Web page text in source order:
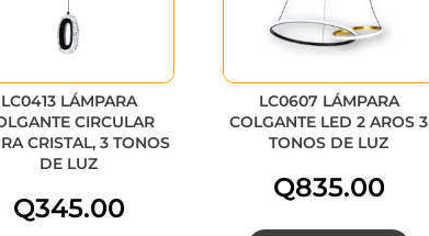
LC0413 LÁMPARA
CIRCULAR
CRISTAL, 3 TONOS
DE LUZ
Q345.00
LC0607 LÁMPARA
COLGANTE LED 2 AROS 3
TONOS DE LUZ
Q835.00